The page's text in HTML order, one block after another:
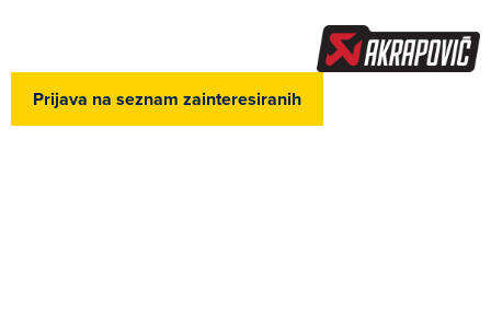
Prijava na seznam zainteresiranih